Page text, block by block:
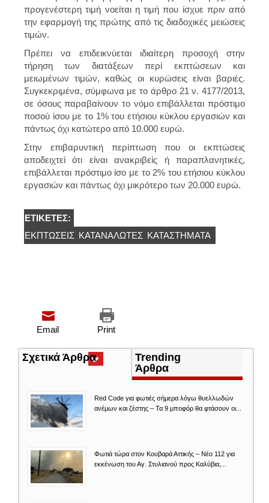
προγενέστερη τιμή νοείται η τιμή που ίσχυε πριν από
την εφαρμογή της πρώτης από τις διαδοχικές μειώσεις
τιμών.
Πρέπει να επιδεικνύεται ιδιαίτερη προσοχή στην
τήρηση των διατάξεων περί εκπτώσεων και
μειωμένων τιμών, καθώς οι κυρώσεις είναι βαριές.
Συγκεκριμένα, σύμφωνα με το άρθρο 21 ν. 4177/2013,
σε όσους παραβαίνουν το νόμο επιβάλλεται πρόστιμο
ποσού ίσου με το 1% του ετήσιου κύκλου εργασιών και
πάντως όχι κατώτερο από 10.000 ευρώ.
Στην επιβαρυντική περίπτωση που οι εκπτώσεις
αποδειχτεί ότι είναι ανακριβείς ή παραπλανητικές,
επιβάλλεται πρόστιμο ίσο με το 2% του ετήσιου κύκλου
εργασιών και πάντως όχι μικρότερο των 20.000 ευρώ.
ΕΤΙΚΈΤΕΣ:
ΕΚΠΤΏΣΕΙΣ ΚΑΤΑΝΑΛΩΤΈΣ ΚΑΤΑΣΤΉΜΑΤΑ
Print
Email
Σχετικά Άρθρα(ενεργή
καρτέλα)
Trending
Άρθρα
Red Code για φωτιές σήμερα λόγω θυελλωδών
ανέμων και ζέστης – Τα 9 μποφόρ θα φτάσουν οι...
Φωτιά τώρα στον Κουβαρά Αττικής – Νέο 112 για
εκκένωση του Αγ. Στυλιανού προς Καλύβια,...